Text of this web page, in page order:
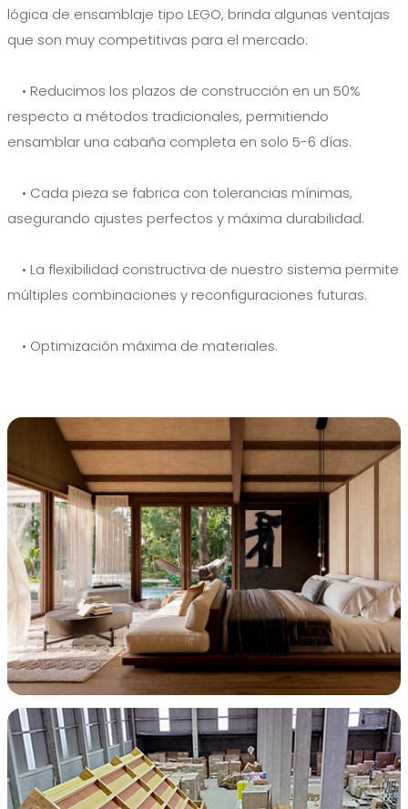
lógica de ensamblaje tipo LEGO, brinda algunas ventajas
que son muy competitivas para el mercado:
• Reducimos los plazos de construcción en un 50%
respecto a métodos tradicionales, permitiendo
ensamblar una cabaña completa en solo 5-6 días.
• Cada pieza se fabrica con tolerancias mínimas,
asegurando ajustes perfectos y máxima durabilidad.
• La flexibilidad constructiva de nuestro sistema permite
múltiples combinaciones y reconfiguraciones futuras.
• Optimización máxima de materiales.